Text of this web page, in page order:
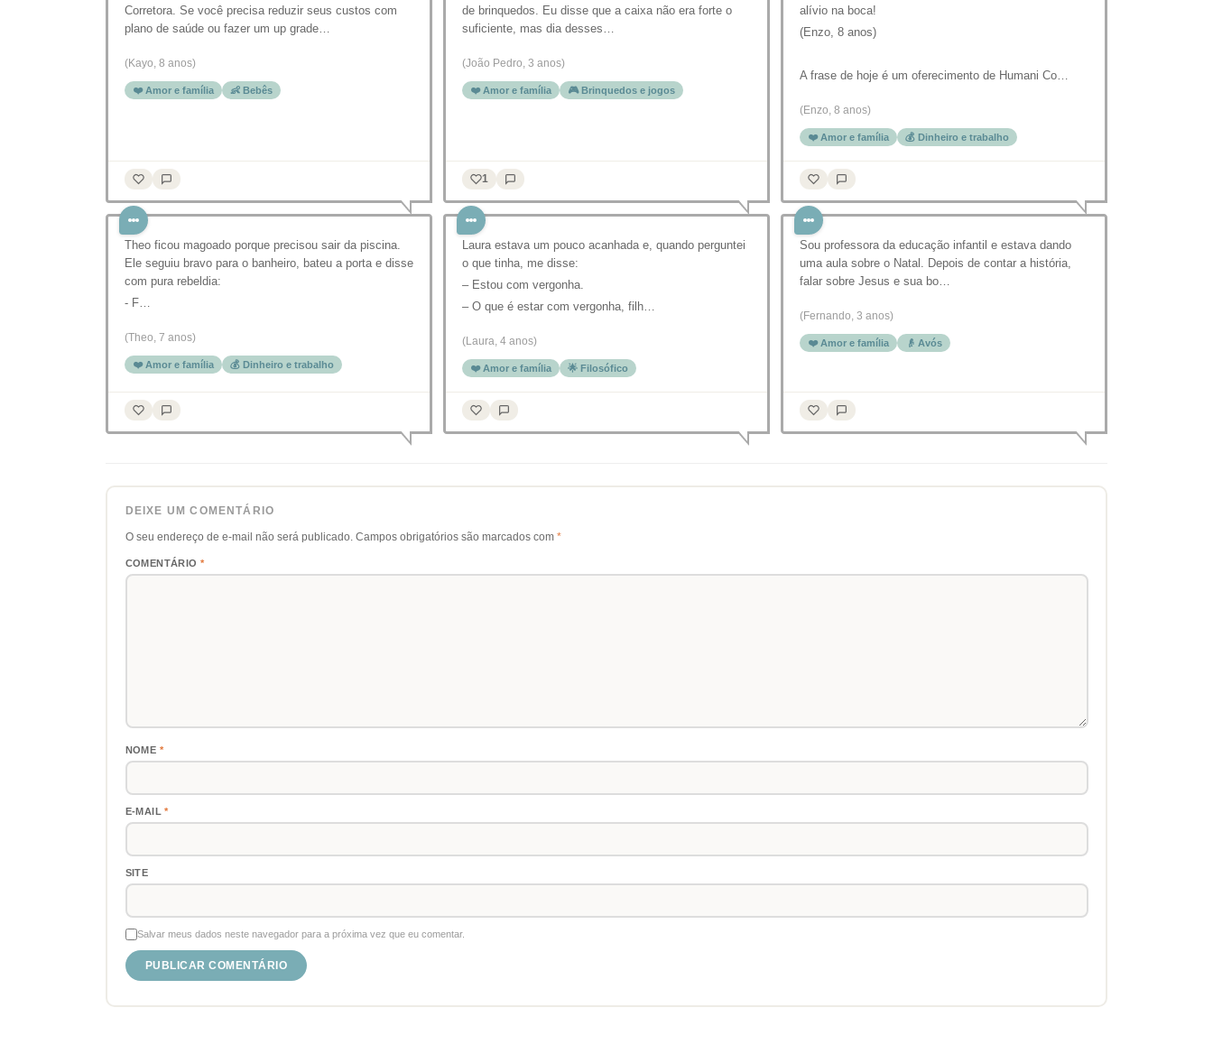
Corretora. Se você precisa reduzir seus custos com
plano de saúde ou fazer um up grade…
(Kayo, 8 anos)
❤️ Amor e família 👶 Bebês
de brinquedos. Eu disse que a caixa não era forte o
suficiente, mas dia desses…
(João Pedro, 3 anos)
❤️ Amor e família 🎮 Brinquedos e jogos
1
alívio na boca!
(Enzo, 8 anos)⠀
A frase de hoje é um oferecimento de Humani Co…
(Enzo, 8 anos)
❤️ Amor e família 💰 Dinheiro e trabalho
Theo ficou magoado porque precisou sair da piscina.
Ele seguiu bravo para o banheiro, bateu a porta e disse
com pura rebeldia:
- F…
(Theo, 7 anos)
❤️ Amor e família 💰 Dinheiro e trabalho
Laura estava um pouco acanhada e, quando perguntei
o que tinha, me disse:
– Estou com vergonha.
– O que é estar com vergonha, filh…
(Laura, 4 anos)
❤️ Amor e família 🌟 Filosófico
Sou professora da educação infantil e estava dando
uma aula sobre o Natal. Depois de contar a história,
falar sobre Jesus e sua bo…
(Fernando, 3 anos)
❤️ Amor e família 👴 Avós
DEIXE UM COMENTÁRIO
O seu endereço de e-mail não será publicado. Campos obrigatórios são marcados com *
COMENTÁRIO *
NOME *
E-MAIL*
SITE
Salvar meus dados neste navegador para a próxima vez que eu comentar.